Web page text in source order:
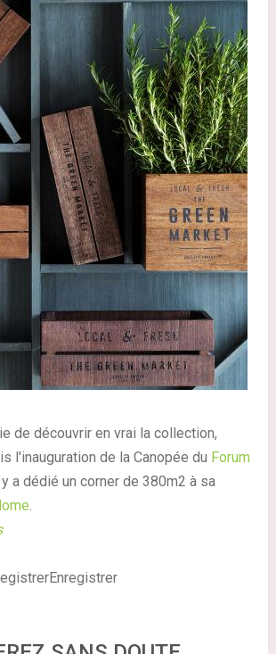
de découvrir en vrai la collection,
l'inauguration de la Canopée du Forum
y a dédié un corner de 380m2 à sa
.
Enregistrer